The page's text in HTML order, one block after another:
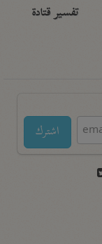
تفسير قتادة
اشترك